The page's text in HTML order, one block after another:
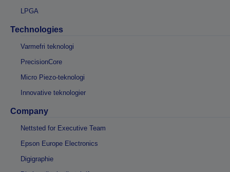
LPGA
Technologies
Varmefri teknologi
PrecisionCore
Micro Piezo-teknologi
Innovative teknologier
Company
Nettsted for Executive Team
Epson Europe Electronics
Digigraphie